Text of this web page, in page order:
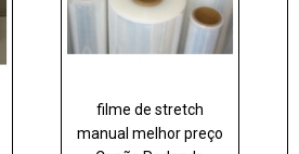
filme de stretch
manual melhor preço